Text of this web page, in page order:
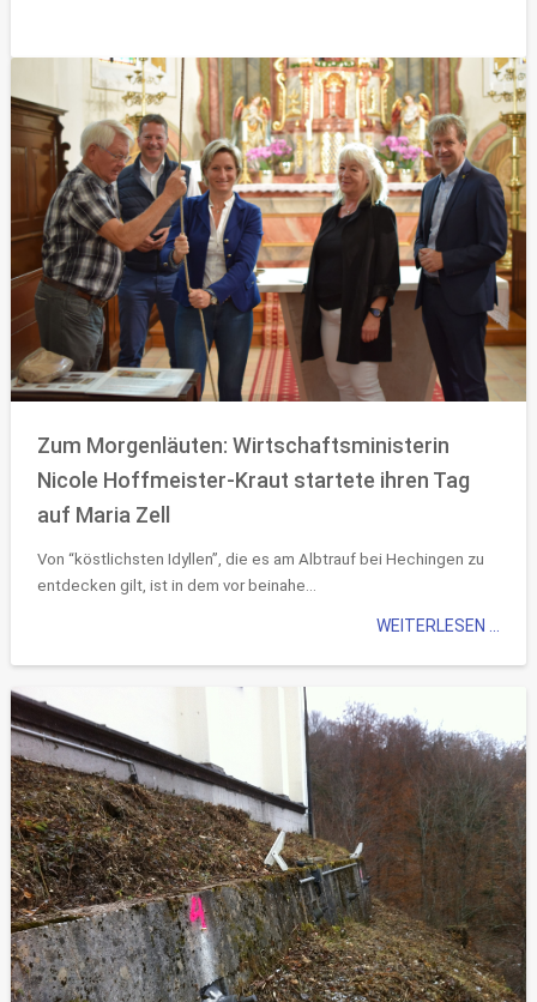
Zum Morgenläuten: Wirtschaftsministerin
Nicole Hoffmeister-Kraut startete ihren Tag
auf Maria Zell
Von “köstlichsten Idyllen”, die es am Albtrauf bei Hechingen zu
entdecken gilt, ist in dem vor beinahe...
WEITERLESEN ...